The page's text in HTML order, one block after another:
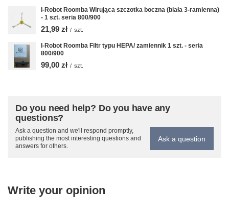
I-Robot Roomba Wirująca szczotka boczna (biała 3-ramienna)
- 1 szt. seria 800/900
21,99 zł / szt.
I-Robot Roomba Filtr typu HEPA/ zamiennik 1 szt. - seria
800/900
99,00 zł / szt.
Do you need help? Do you have any
questions?
Ask a question and we'll respond promptly,
publishing the most interesting questions and
answers for others.
Ask a question
Write your opinion